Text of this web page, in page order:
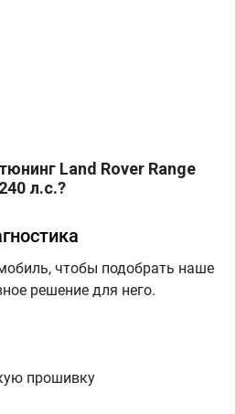
Land Rover Range
л.с.?
чтобы подобрать наше
решение для него.
прошивку